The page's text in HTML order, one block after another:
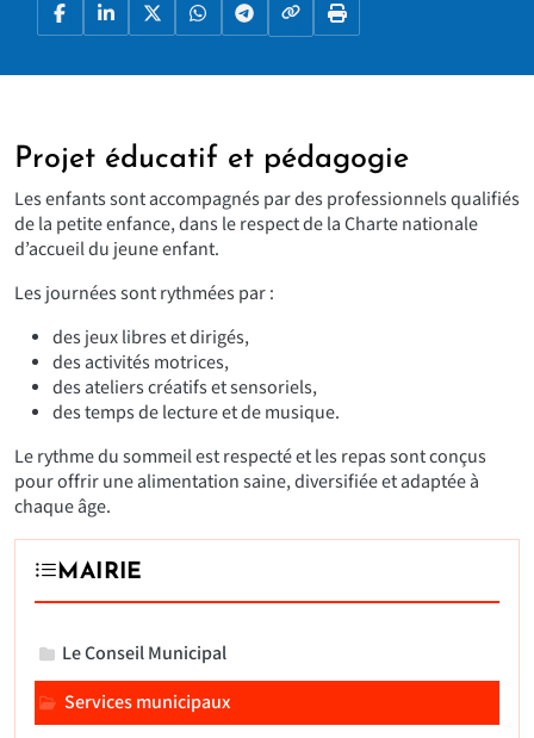
FacebookLinkedIn
X WhatsAppTelegramCopier le lien
Imprimer la page
Projet éducatif et pédagogie
Les enfants sont accompagnés par des professionnels qualifiés
de la petite enfance, dans le respect de la Charte nationale
d’accueil du jeune enfant.
Les journées sont rythmées par :
des jeux libres et dirigés,
des activités motrices,
des ateliers créatifs et sensoriels,
des temps de lecture et de musique.
Le rythme du sommeil est respecté et les repas sont conçus
pour offrir une alimentation saine, diversifiée et adaptée à
chaque âge.
MAIRIE
Le Conseil Municipal
Services municipaux